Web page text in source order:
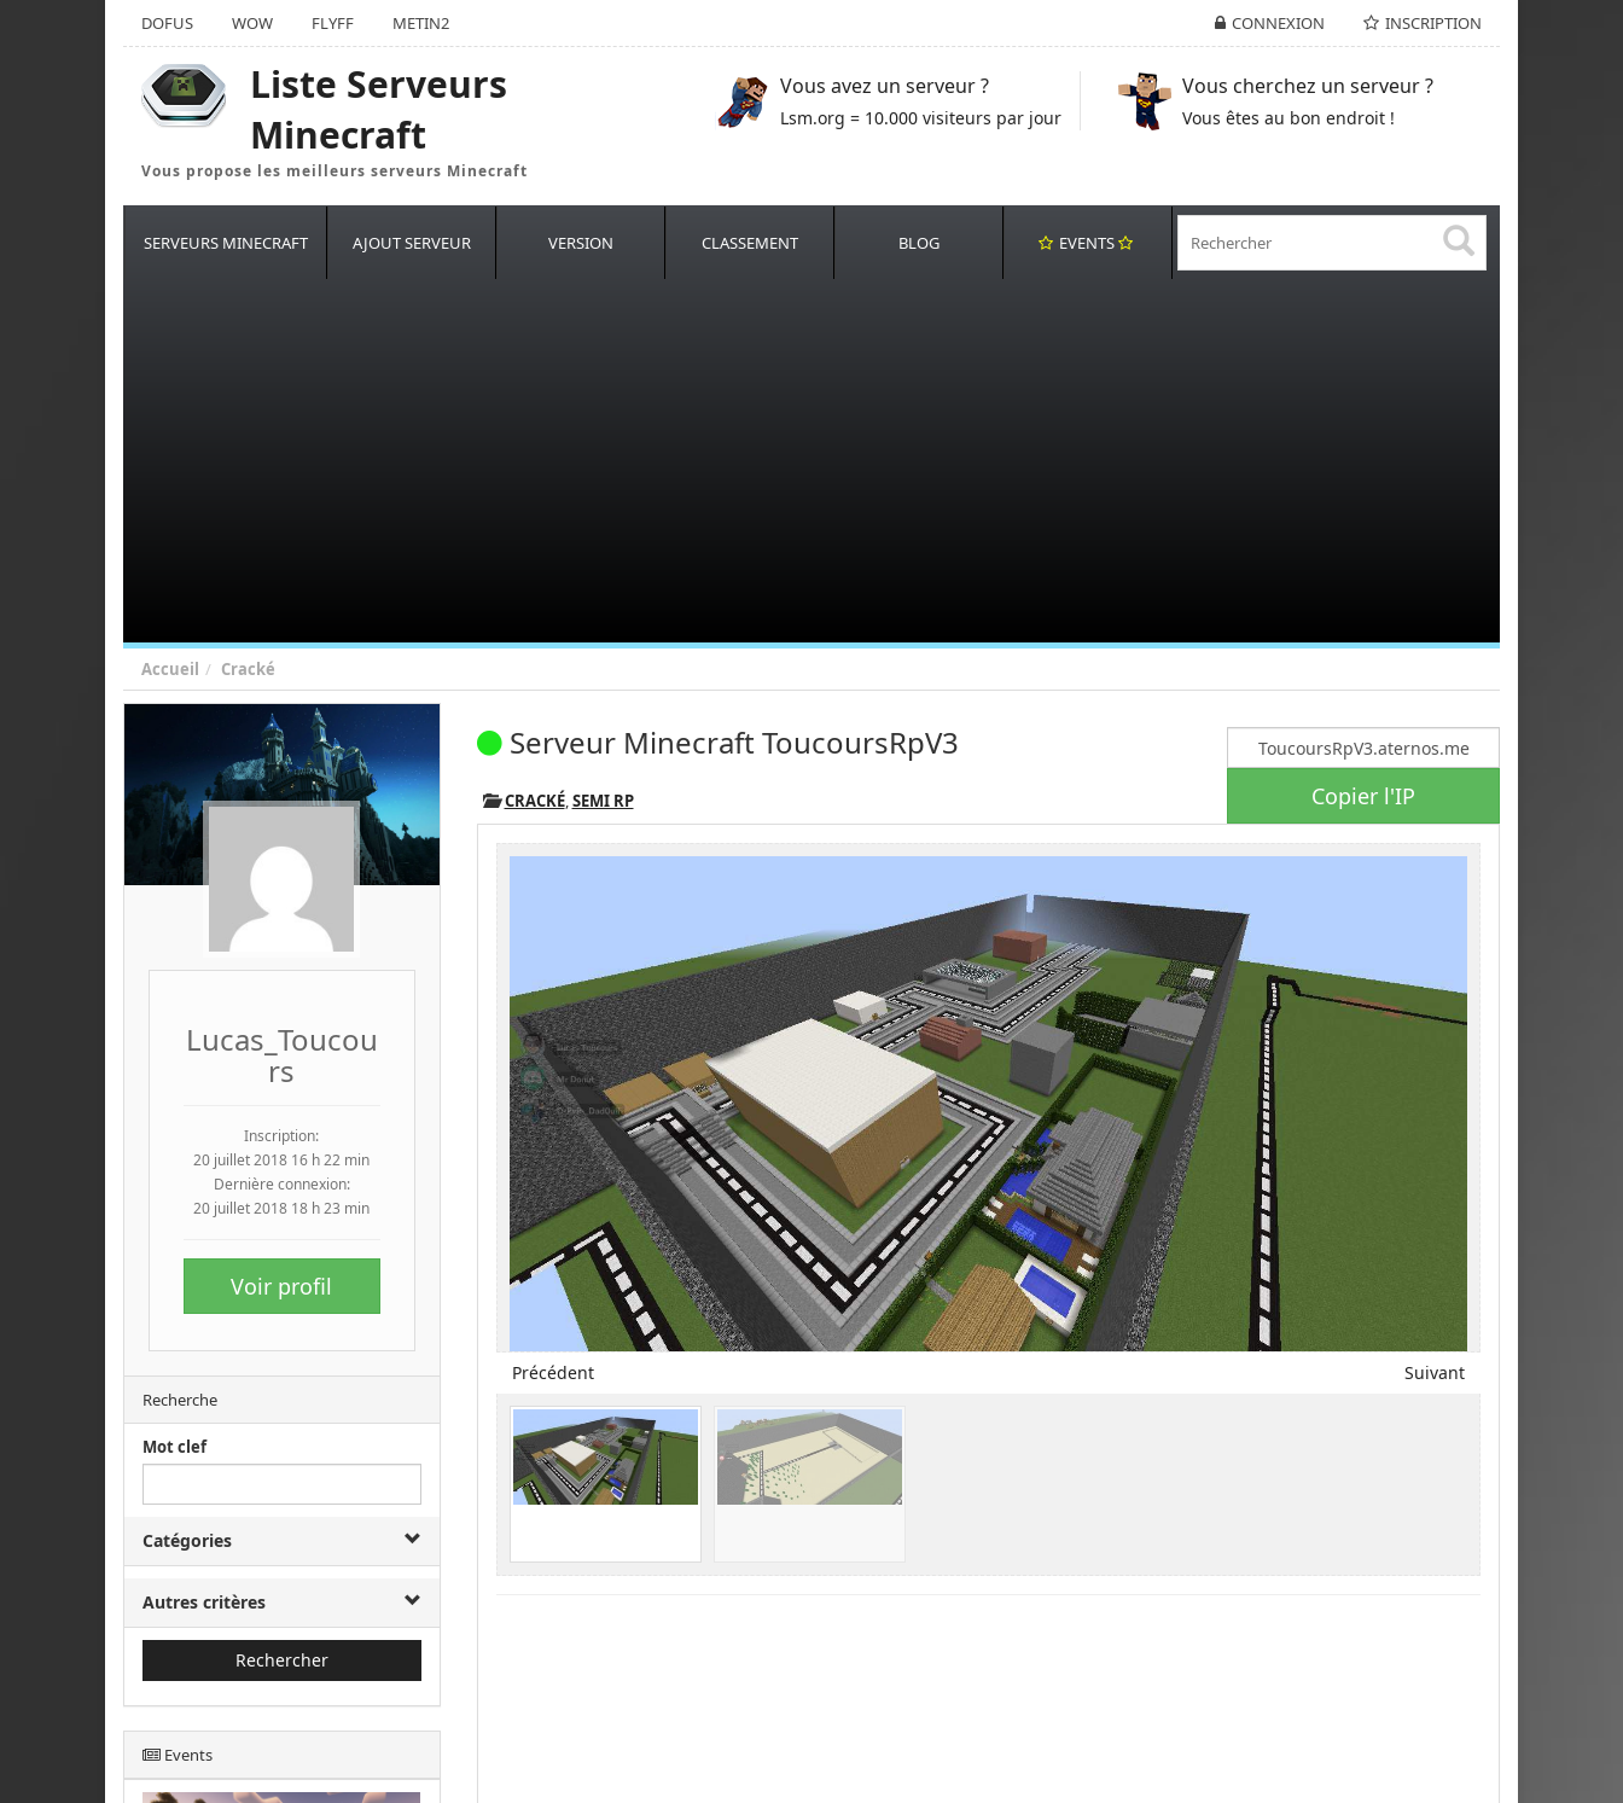
CONNEXION INSCRIPTION
DOFUS WOW FLYFF METIN2
Liste Serveurs
Minecraft
Vous propose les meilleurs serveurs Minecraft
Vous avez un serveur ?
Lsm.org = 10.000 visiteurs par jour
Vous cherchez un serveur ?
Vous êtes au bon endroit !
SERVEURS MINECRAFT AJOUT SERVEUR VERSION CLASSEMENT BLOG EVENTS
Accueil Cracké
Lucas_Toucou
rs
Inscription:
20 juillet 2018 16 h 22 min
Dernière connexion:
20 juillet 2018 18 h 23 min
Voir profil
Recherche
Mot clef
Catégories
Autres critères
Rechercher
Events
Copier l'IP
Serveur Minecraft ToucoursRpV3
CRACKÉ,SEMI RP
Précédent Suivant